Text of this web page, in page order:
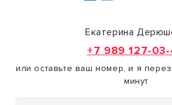
Екатерина
+7 989 127-
или оставьте ваш номер, и я
минут